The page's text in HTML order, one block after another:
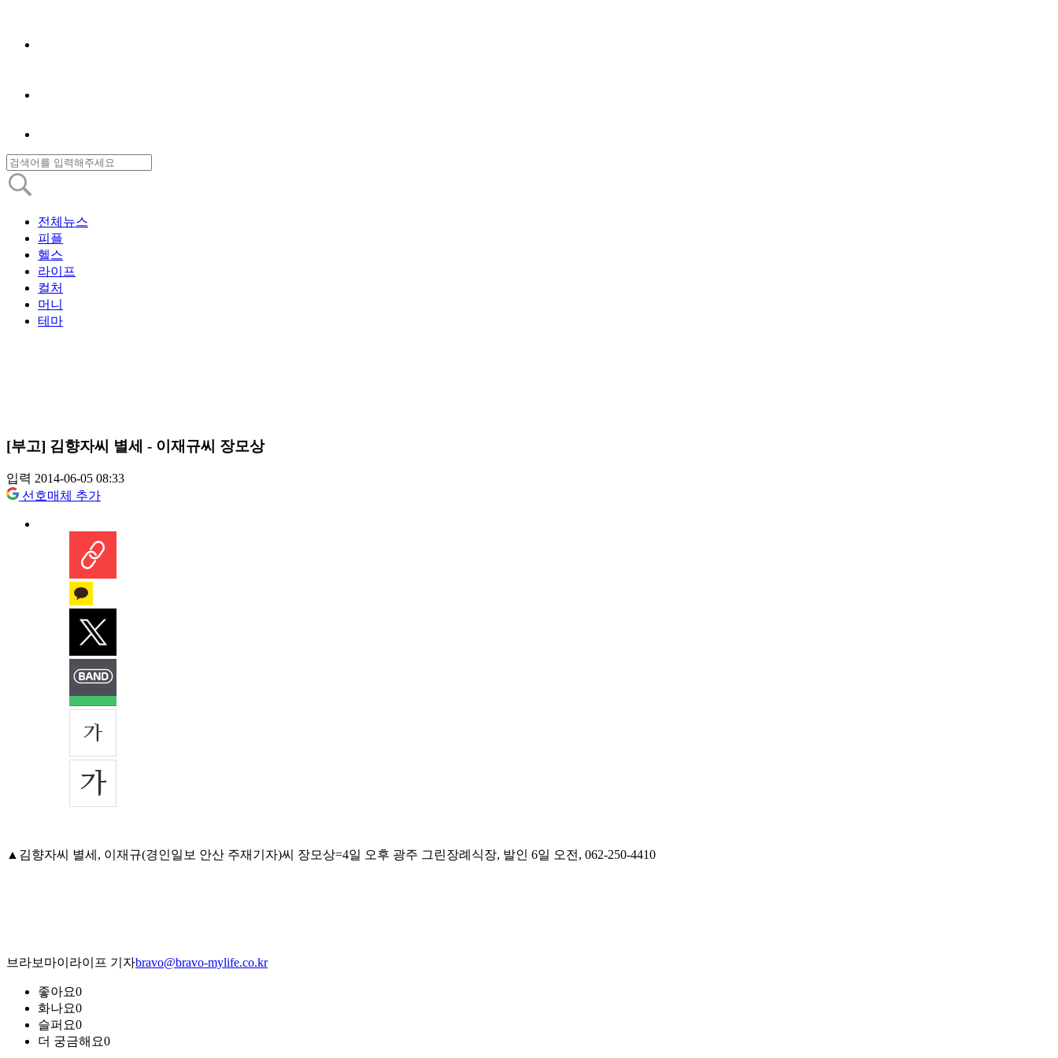
전체뉴스
피플
헬스
라이프
컬처
머니
테마
[부고] 김향자씨 별세 - 이재규씨 장모상
입력 2014-06-05 08:33
선호매체 추가
▲김향자씨 별세, 이재규(경인일보 안산 주재기자)씨 장모상=4일 오후 광주 그린장례식장, 발인 6일 오전, 062-250-4410
브라보마이라이프 기자bravo@bravo-mylife.co.kr
좋아요0
화나요0
슬퍼요0
더 궁금해요0